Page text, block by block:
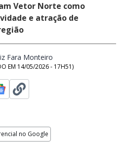
Vetor Norte como
e atração de
Fara Monteiro
EM 14/05/2026 - 17H51)
no Google